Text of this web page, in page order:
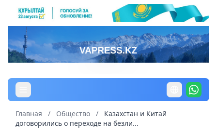
Главная / Общество /
Казахстан и Китай
договорились о переходе на безли...